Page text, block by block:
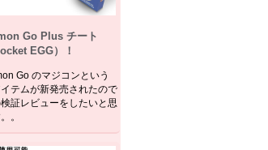
Go Plus チート
EGG）！
Go のマジコンという
テムが新発売されたので
証レビューをしたいと思
。